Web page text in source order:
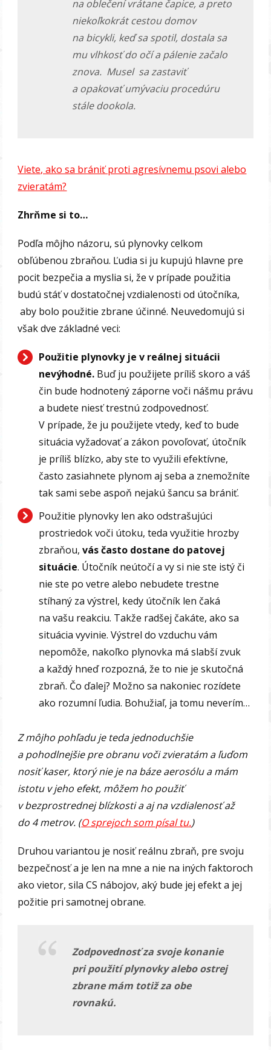
na oblečení vrátane čapice, a preto
niekoľkokrát cestou domov
na bicykli, keď sa spotil, dostala sa
mu vlhkosť do očí a pálenie začalo
znova. Musel sa zastaviť
a opakovať umývaciu procedúru
stále dookola.
Viete, ako sa brániť proti agresívnemu psovi alebo
zvieratám?
Zhrňme si to…
Podľa môjho názoru, sú plynovky celkom
obľúbenou zbraňou. Ľudia si ju kupujú hlavne pre
pocit bezpečia a myslia si, že v prípade použitia
budú stáť v dostatočnej vzdialenosti od útočníka,
aby bolo použitie zbrane účinné. Neuvedomujú si
však dve základné veci:
Použitie plynovky je v reálnej situácii
nevýhodné. Buď ju použijete príliš skoro a váš
čin bude hodnotený záporne voči nášmu právu
a budete niesť trestnú zodpovednosť.
V prípade, že ju použijete vtedy, keď to bude
situácia vyžadovať a zákon povoľovať, útočník
je príliš blízko, aby ste to využili efektívne,
často zasiahnete plynom aj seba a znemožníte
tak sami sebe aspoň nejakú šancu sa brániť.
Použitie plynovky len ako odstrašujúci
prostriedok voči útoku, teda využitie hrozby
zbraňou,vás často dostane do patovej
situácie. Útočník neútočí a vy si nie ste istý či
nie ste po vetre alebo nebudete trestne
stíhaný za výstrel, kedy útočník len čaká
na vašu reakciu. Takže radšej čakáte, ako sa
situácia vyvinie. Výstrel do vzduchu vám
nepomôže, nakoľko plynovka má slabší zvuk
a každý hneď rozpozná, že to nie je skutočná
zbraň. Čo ďalej? Možno sa nakoniec rozídete
ako rozumní ľudia. Bohužiaľ, ja tomu neverím…
Z môjho pohľadu je teda jednoduchšie
a pohodlnejšie pre obranu voči zvieratám a ľuďom
nosiť kaser, ktorý nie je na báze aerosólu a mám
istotu v jeho efekt, môžem ho použiť
v bezprostrednej blízkosti a aj na vzdialenosť až
do 4 metrov. (O sprejoch som písal tu.)
Druhou variantou je nosiť reálnu zbraň, pre svoju
bezpečnosť a je len na mne a nie na iných faktoroch
ako vietor, sila CS nábojov, aký bude jej efekt a jej
požitie pri samotnej obrane.
Zodpovednosť za svoje konanie
pri použití plynovky alebo ostrej
zbrane mám totiž za obe
rovnakú.